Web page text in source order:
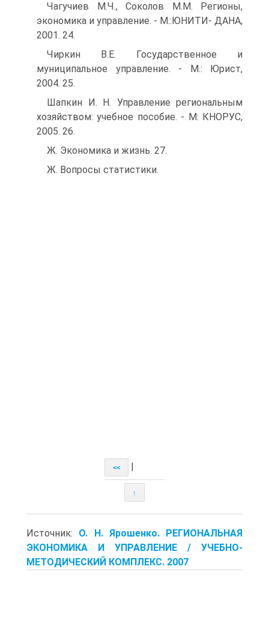
Чагучиев М.Ч., Соколов М.М. Регионы,
экономика и управление. - М.:ЮНИТИ- ДАНА,
2001. 24.
Чиркин В.Е. Государственное и
муниципальное управление. - М.: Юрист,
2004. 25.
Шапкин И. Н. Управление региональным
хозяйством: учебное пособие. - М: КНОРУС,
2005. 26.
Ж. Экономика и жизнь. 27.
Ж. Вопросы статистики.
<<
↑
Источник: О. Н. Ярошенко. РЕГИОНАЛЬНАЯ
ЭКОНОМИКА И УПРАВЛЕНИЕ / УЧЕБНО-
МЕТОДИЧЕСКИЙ КОМПЛЕКС. 2007